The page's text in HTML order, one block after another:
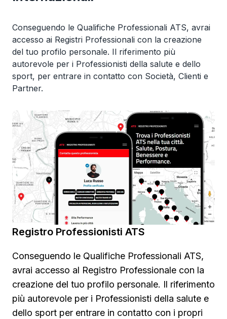
Conseguendo le Qualifiche Professionali ATS, avrai
accesso ai Registri Professionali con la creazione
del tuo profilo personale. Il riferimento più
autorevole per i Professionisti della salute e dello
sport, per entrare in contatto con Società, Clienti e
Partner.
Registro Professionisti ATS
Conseguendo le Qualifiche Professionali ATS,
avrai accesso al Registro Professionale con la
creazione del tuo profilo personale. Il riferimento
più autorevole per i Professionisti della salute e
dello sport per entrare in contatto con i propri